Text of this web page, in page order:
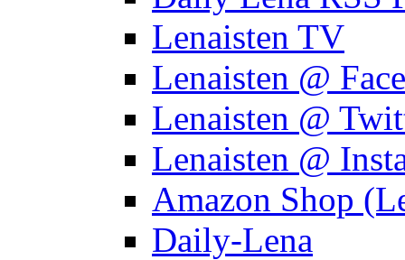
Lenaisten TV
Lenaisten @
Lenaisten @
Lenaisten @
Amazon Shop
Daily-Lena